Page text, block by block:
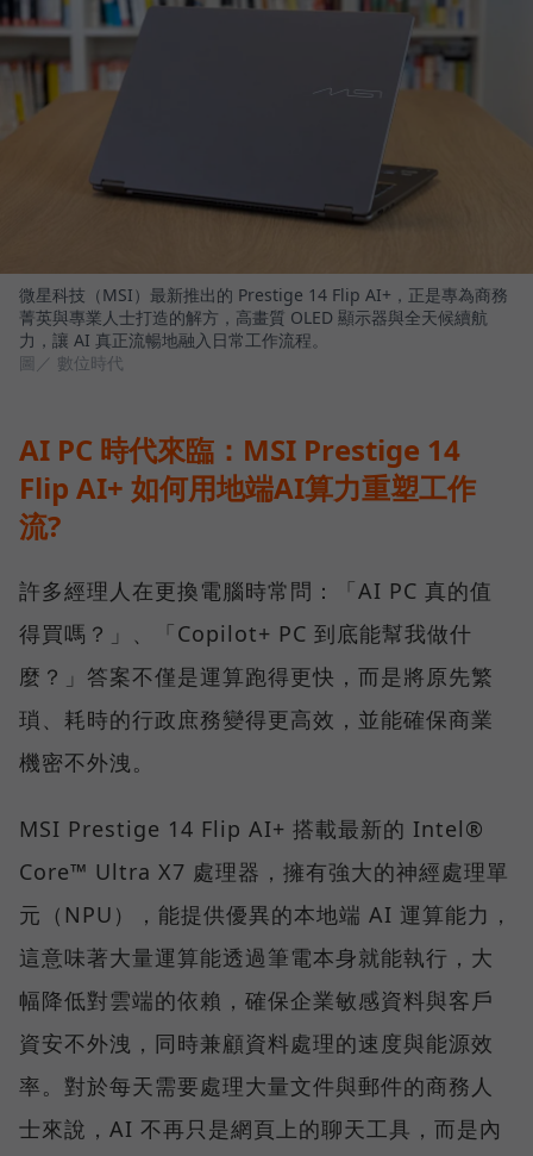
微星科技（MSI）最新推出的 Prestige 14 Flip AI+，正是專為商務
菁英與專業人士打造的解方，高畫質 OLED 顯示器與全天候續航
力，讓 AI 真正流暢地融入日常工作流程。
圖／ 數位時代
AI PC 時代來臨：MSI Prestige 14
Flip AI+ 如何用地端AI算力重塑工作
流?
許多經理人在更換電腦時常問：「AI PC 真的值
得買嗎？」、「Copilot+ PC 到底能幫我做什
麼？」答案不僅是運算跑得更快，而是將原先繁
瑣、耗時的行政庶務變得更高效，並能確保商業
機密不外洩。
MSI Prestige 14 Flip AI+ 搭載最新的 Intel®
Core™ Ultra X7 處理器，擁有強大的神經處理單
元（NPU），能提供優異的本地端 AI 運算能力，
這意味著大量運算能透過筆電本身就能執行，大
幅降低對雲端的依賴，確保企業敏感資料與客戶
資安不外洩，同時兼顧資料處理的速度與能源效
率。對於每天需要處理大量文件與郵件的商務人
士來說，AI 不再只是網頁上的聊天工具，而是內